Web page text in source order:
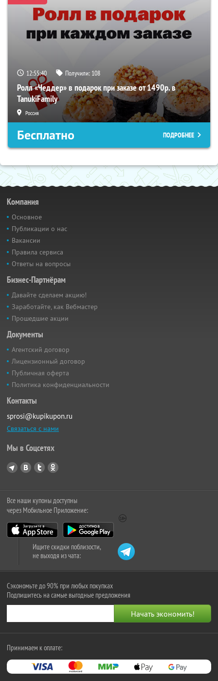
12:55:40 Получили: 108
Ролл «Чеддер» в подарок при заказе от 1490р. в
TanukiFamily
Россия
Бесплатно ПОДРОБНЕЕ
Компания
Основное
Публикации о нас
Вакансии
Правила сервиса
Ответы на вопросы
Бизнес-Партнёрам
Давайте сделаем акцию!
Заработайте, как Вебмастер
Прошедшие акции
Документы
Агентский договор
Лицензионный договор
Публичная оферта
Политика конфиденциальности
Контакты
sprosi@kupikupon.ru
Связаться с нами
Мы в Соцсетях
Все наши купоны доступны
через Мобильное Приложение:
Ищите скидки поблизости,
не выходя из чата:
Сэкономьте до 90% при любых покупках
Подпишитесь на самые выгодные предложения
Принимаем к оплате: